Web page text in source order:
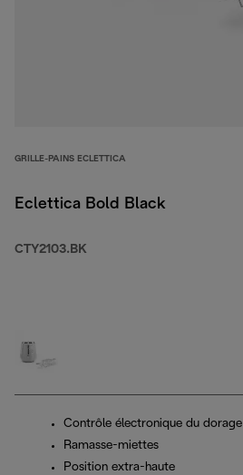
GRILLE-PAINS ECLETTICA
Eclettica Bold Black
CTY2103.BK
Contrôle électronique du dorage
Ramasse-miettes
Position extra-haute